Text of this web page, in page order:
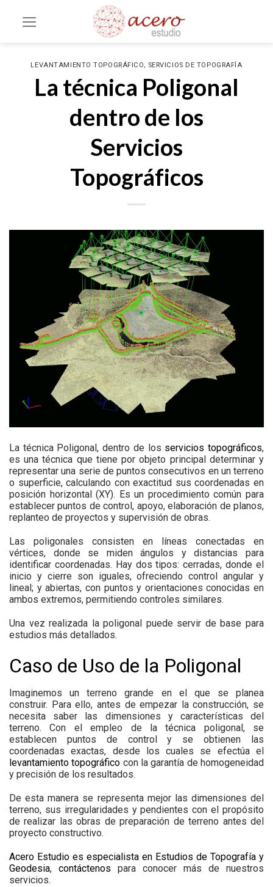
LEVANTAMIENTO TOPOGRÁFICO SERVICIOS DE TOPOGRAFÍA
La técnica Poligonal
dentro de los
Servicios
Topográficos
La técnica Poligonal, dentro de los servicios topográficos,
es una técnica que tiene por objeto principal determinar y
representar una serie de puntos consecutivos en un terreno
o superficie, calculando con exactitud sus coordenadas en
posición horizontal (XY). Es un procedimiento común para
establecer puntos de control, apoyo, elaboración de planos,
replanteo de proyectos y supervisión de obras.
Las poligonales consisten en líneas conectadas en
vértices, donde se miden ángulos y distancias para
identificar coordenadas. Hay dos tipos: cerradas, donde el
inicio y cierre son iguales, ofreciendo control angular y
lineal; y abiertas, con puntos y orientaciones conocidas en
ambos extremos, permitiendo controles similares.
Una vez realizada la poligonal puede servir de base para
estudios más detallados.
Caso de Uso de la Poligonal
Imaginemos un terreno grande en el que se planea
construir. Para ello, antes de empezar la construcción, se
necesita saber las dimensiones y características del
terreno. Con el empleo de la técnica poligonal, se
establecen puntos de control y se obtienen las
coordenadas exactas, desde los cuales se efectúa el
levantamiento topográfico con la garantía de homogeneidad
y precisión de los resultados.
De esta manera se representa mejor las dimensiones del
terreno, sus irregularidades y pendientes con el propósito
de realizar las obras de preparación de terreno antes del
proyecto constructivo.
Acero Estudio es especialista en Estudios de Topografía y
Geodesia, contáctenos para conocer más de nuestros
servicios.